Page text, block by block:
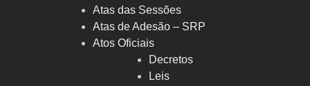
Atas das Sessões
Atas de Adesão – SRP
Atos Oficiais
Decretos
Leis